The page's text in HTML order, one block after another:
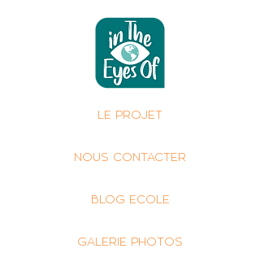
LE PROJET
NOUS CONTACTER
BLOG ECOLE
GALERIE PHOTOS